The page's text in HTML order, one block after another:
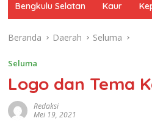
Bengkulu Selatan Kaur
Beranda Daerah Seluma
Seluma
Logo dan Tema
Redaksi
Mei 19, 2021